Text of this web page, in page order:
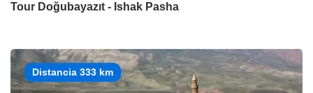
Tour Doğubayazıt - Ishak Pasha
Distancia 333 km